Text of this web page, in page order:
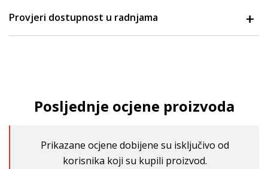
Provjeri dostupnost u radnjama
Posljednje ocjene proizvoda
Prikazane ocjene dobijene su isključivo od
korisnika koji su kupili proizvod.